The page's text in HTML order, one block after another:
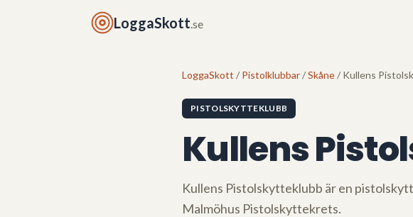
LoggaSkott.se
LoggaSkott / Pistolklubbar/Skåne/ Kullens
PISTOLSKYTTEKLUBB
Kullens
Kullens Pistolskytteklubb är en
Malmöhus Pistolskyttekrets.